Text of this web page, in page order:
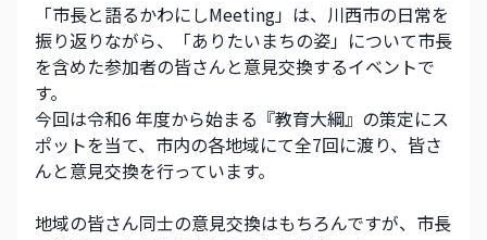
「市長と語るかわにしMeeting」は、川西市の日常を
振り返りながら、「ありたいまちの姿」について市長
を含めた参加者の皆さんと意見交換するイベントで
す。
今回は令和6 年度から始まる『教育大綱』の策定にス
ポットを当て、市内の各地域にて全7回に渡り、皆さ
んと意見交換を行っています。
地域の皆さん同士の意見交換はもちろんですが、市長